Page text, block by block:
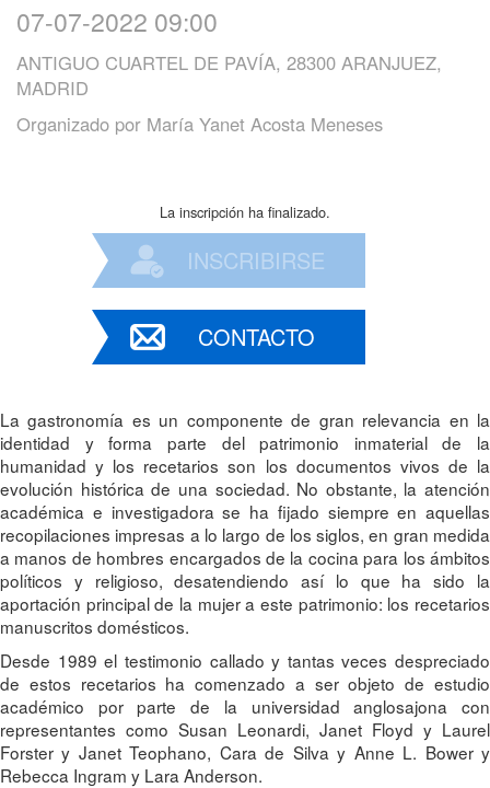
07-07-2022 09:00
ANTIGUO CUARTEL DE PAVÍA, 28300 ARANJUEZ,
MADRID
Organizado por María Yanet Acosta Meneses
La inscripción ha finalizado.
INSCRIBIRSE
CONTACTO
La gastronomía es un componente de gran relevancia en la
identidad y forma parte del patrimonio inmaterial de la
humanidad y los recetarios son los documentos vivos de la
evolución histórica de una sociedad. No obstante, la atención
académica e investigadora se ha fijado siempre en aquellas
recopilaciones impresas a lo largo de los siglos, en gran medida
a manos de hombres encargados de la cocina para los ámbitos
políticos y religioso, desatendiendo así lo que ha sido la
aportación principal de la mujer a este patrimonio: los recetarios
manuscritos domésticos.
Desde 1989 el testimonio callado y tantas veces despreciado
de estos recetarios ha comenzado a ser objeto de estudio
académico por parte de la universidad anglosajona con
representantes como Susan Leonardi, Janet Floyd y Laurel
Forster y Janet Teophano, Cara de Silva y Anne L. Bower y
Rebecca Ingram y Lara Anderson.